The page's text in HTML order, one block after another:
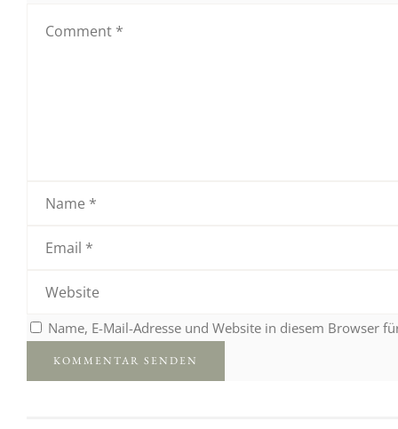
Name, E-Mail-Adresse und Website in diesem Browser